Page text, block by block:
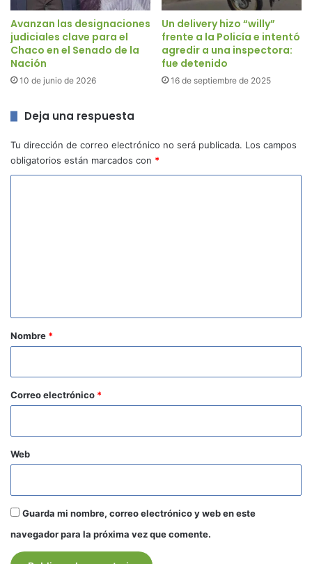
Avanzan las designaciones
judiciales clave para el
Chaco en el Senado de la
Nación
10 de junio de 2026
Un delivery hizo “willy”
frente a la Policía e intentó
agredir a una inspectora:
fue detenido
16 de septiembre de 2025
Deja una respuesta
Tu dirección de correo electrónico no será publicada. Los campos
obligatorios están marcados con *
r
o
*
Nombre *
Correo electrónico *
Web
Guarda mi nombre, correo electrónico y web en este
navegador para la próxima vez que comente.